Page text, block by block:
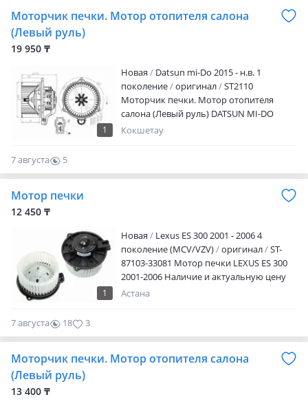
Моторчик печки. Мотор отопителя салона
(Левый руль)
19 950 ₸
1
Новая
Datsun mi-Do 2015 - н.в. 1
поколение
оригинал
ST2110
Моторчик печки. Мотор отопителя
салона (Левый руль) DATSUN MI-DO
2014-2021 Артикул, наименование
оплата red АВТОТРЕЙД сеть магазинов
автозапчастей и установочных центров
пт: 09: 00-18: 00 Сб: 10: 00-17: 00 Вс:
выходной
Кокшетау
7 августа
5
0
Мотор печки
12 450 ₸
1
Новая
Lexus ES 300 2001 - 2006 4
поколение (MCV/VZV)
оригинал
ST-
87103-33081 Мотор печки LEXUS ES 300
2001-2006 Наличие и актуальную цену
уточняйте у менеджера
Астана
7 августа 18 3
Моторчик печки. Мотор отопителя салона
(Левый руль)
13 400 ₸